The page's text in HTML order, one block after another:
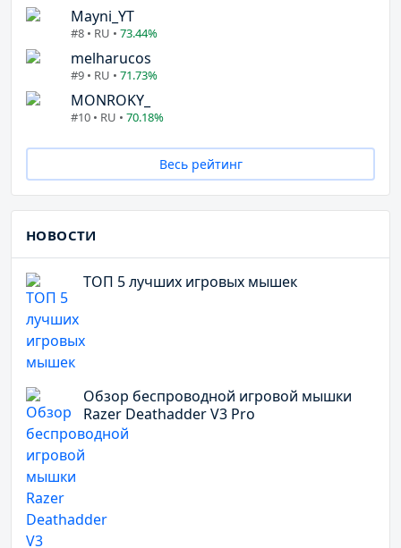
Mayni_YT
#8 • RU • 73.44%
melharucos
#9 • RU • 71.73%
MONROKY_
#10 • RU • 70.18%
Весь рейтинг
НОВОСТИ
ТОП 5 лучших игровых мышек
Обзор беспроводной игровой мышки
Razer Deathadder V3 Pro